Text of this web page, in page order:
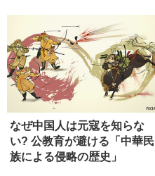
なぜ中国人は元寇を知らな
い? 公教育が避ける「中華民
族による侵略の歴史」